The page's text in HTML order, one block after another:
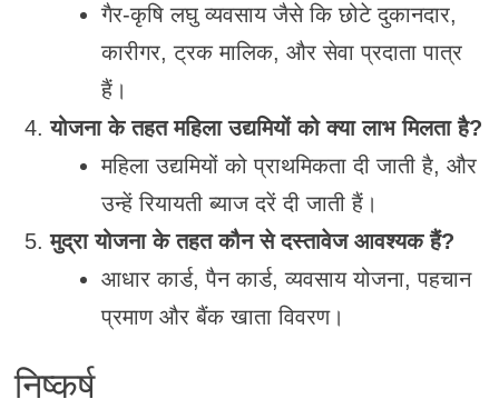
गैर-कृषि लघु व्यवसाय जैसे कि छोटे दुकानदार,
कारीगर, ट्रक मालिक, और सेवा प्रदाता पात्र
हैं।
योजना के तहत महिला उद्यमियों को क्या लाभ मिलता है?
महिला उद्यमियों को प्राथमिकता दी जाती है, और
उन्हें रियायती ब्याज दरें दी जाती हैं।
मुद्रा योजना के तहत कौन से दस्तावेज आवश्यक हैं?
आधार कार्ड, पैन कार्ड, व्यवसाय योजना, पहचान
प्रमाण और बैंक खाता विवरण।
निष्कर्ष